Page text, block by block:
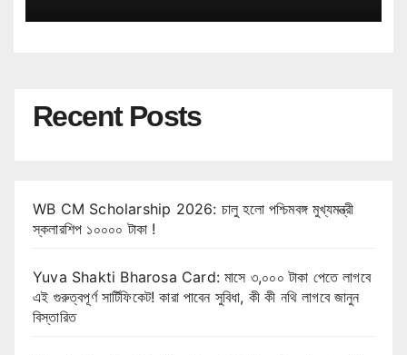
Recent Posts
WB CM Scholarship 2026: চালু হলো পশ্চিমবঙ্গ মুখ্যমন্ত্রী
স্কলারশিপ ১০০০০ টাকা !
Yuva Shakti Bharosa Card: মাসে ৩,০০০ টাকা পেতে লাগবে
এই গুরুত্বপূর্ণ সার্টিফিকেট! কারা পাবেন সুবিধা, কী কী নথি লাগবে জানুন
বিস্তারিত